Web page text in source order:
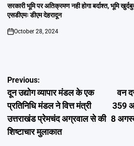
IN
सरकारी भूमि पर अतिक्रमण नही होगा बर्दाश्त, भूमि
एसडीएमः डीएम देहरादून
on
October 28, 2024
Post
navigation
Previous:
दून उद्योग व्यापार मंडल के एक
प्रतिनिधि मंडल ने वित्त मंत्री
उत्तराखंड प्रेमचंद अग्रवाल से की
शिष्टाचार मुलाकात
वन
359
8 अगस्त